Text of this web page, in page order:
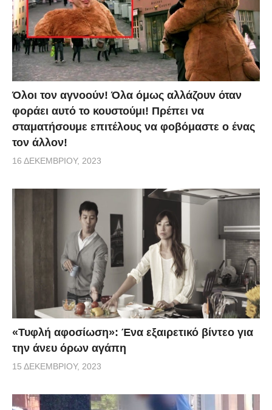
Όλοι τον αγνοούν! Όλα όμως αλλάζουν όταν
φοράει αυτό το κουστούμι! Πρέπει να
σταματήσουμε επιτέλους να φοβόμαστε ο ένας
τον άλλον!
16 ΔΕΚΕΜΒΡΊΟΥ, 2023
«Τυφλή αφοσίωση»: Ένα εξαιρετικό βίντεο για
την άνευ όρων αγάπη
15 ΔΕΚΕΜΒΡΊΟΥ, 2023